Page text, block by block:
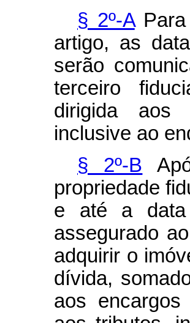
§ 2º-APara
artigo, as
serão
terceiro
dirigida aos
inclusive ao
§ 2º-B
propriedade
e até a data
assegurado
adquirir o
dívida,
aos encargos